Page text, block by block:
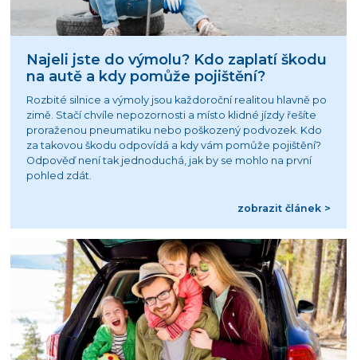
Najeli jste do výmolu? Kdo zaplatí škodu
na autě a kdy pomůže pojištění?
Rozbité silnice a výmoly jsou každoroční realitou hlavně po
zimě. Stačí chvíle nepozornosti a místo klidné jízdy řešíte
proraženou pneumatiku nebo poškozený podvozek. Kdo
za takovou škodu odpovídá a kdy vám pomůže pojištění?
Odpověď není tak jednoduchá, jak by se mohlo na první
pohled zdát.
zobrazit článek >